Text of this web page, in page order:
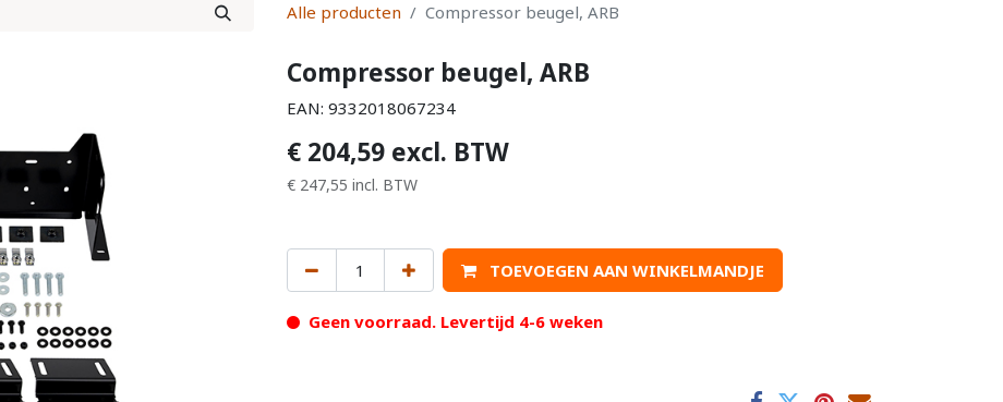
Alle producten Compressor beugel, ARB
Compressor beugel, ARB
EAN: 9332018067234
€ 204,59 excl. BTW
€ 247,55 incl. BTW
TOEVOEGEN AAN WINKELMANDJE
Geen voorraad. Levertijd 4-6 weken